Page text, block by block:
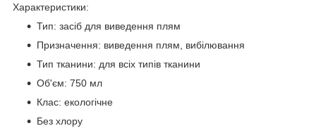
Характеристики:
Тип: засіб для виведення плям
Призначення: виведення плям, вибілювання
Тип тканини: для всіх типів тканини
Об'єм: 750 мл
Клас: екологічне
Без хлору